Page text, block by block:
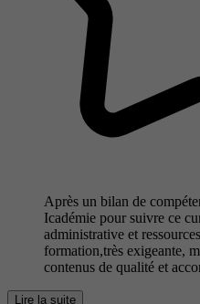
Après un bilan de
Icadémie pour suivre ce
administrative et
formation,très exigeante,
contenus de qualité et
Lire la suite